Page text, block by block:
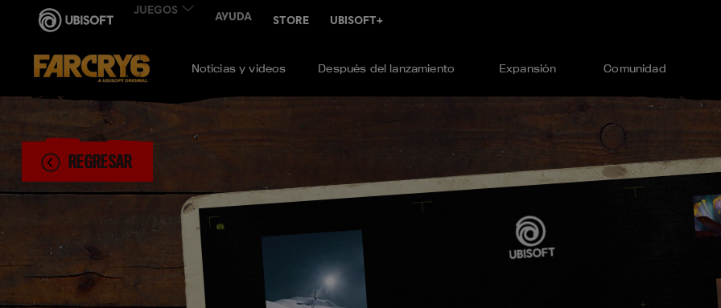
Noticias y videos Después del lanzamiento Expansión Comunidad
REGRESAR